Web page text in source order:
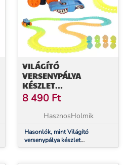
VILÁGÍTÓ
VERSENYPÁLYA
KÉSZLET
ÖSSZESZERELHETŐ
AUTÓVAL - 150 DB
8 490 Ft
HasznosHolmik
Hasonlók, mint Világító
versenypálya készlet
összeszerelhető autóval - 150